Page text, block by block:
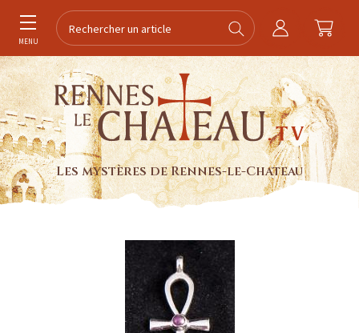
MENU
Les mystères de Rennes-le-Chateau